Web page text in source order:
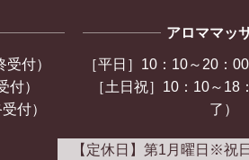
付）
付）
付）
アロママッ
［平日］10：10～20：
［土日祝］10：10～18
了）
【定休日】第1月曜日 ※祝